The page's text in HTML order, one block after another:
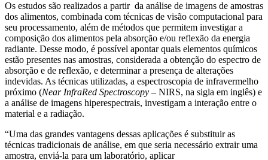
Os estudos são realizados a partir da análise de imagens de amostras
dos alimentos, combinada com técnicas de visão computacional para
seu processamento, além de métodos que permitem investigar a
composição dos alimentos pela absorção e/ou reflexão da energia
radiante. Desse modo, é possível apontar quais elementos químicos
estão presentes nas amostras, considerada a obtenção do espectro de
absorção e de reflexão, e determinar a presença de alterações
indevidas. As técnicas utilizadas, a espectroscopia de infravermelho
próximo (Near InfraRed Spectroscopy – NIRS, na sigla em inglês) e
a análise de imagens hiperespectrais, investigam a interação entre o
material e a radiação.
“Uma das grandes vantagens dessas aplicações é substituir as
técnicas tradicionais de análise, em que seria necessário extrair uma
amostra, enviá-la para um laboratório, aplicar